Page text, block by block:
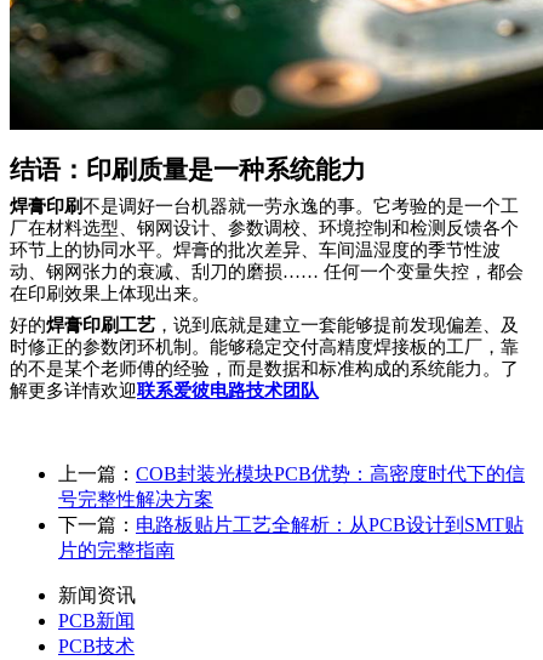
结语：印刷质量是一种系统能力
焊膏印刷不是调好一台机器就一劳永逸的事。它考验的是一个工
厂在材料选型、钢网设计、参数调校、环境控制和检测反馈各个
环节上的协同水平。焊膏的批次差异、车间温湿度的季节性波
动、钢网张力的衰减、刮刀的磨损…… 任何一个变量失控，都会
在印刷效果上体现出来。
好的焊膏印刷工艺 ，说到底就是建立一套能够提前发现偏差、及
时修正的参数闭环机制。能够稳定交付高精度焊接板的工厂，靠
的不是某个老师傅的经验，而是数据和标准构成的系统能力。了
解更多详情欢迎联系爱彼电路技术团队
上一篇： COB封装光模块PCB优势：高密度时代下的信
号完整性解决方案
下一篇： 电路板贴片工艺全解析：从PCB设计到SMT贴
片的完整指南
新闻资讯
PCB新闻
PCB技术